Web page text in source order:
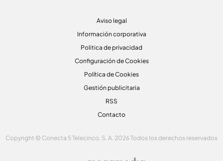
Aviso legal
Información corporativa
Politica de privacidad
Configuración de Cookies
Política de Cookies
Gestión publicitaria
RSS
Contacto
Copyright © Conecta 5 Telecinco, S. A. 2026 Todos los derechos reservados